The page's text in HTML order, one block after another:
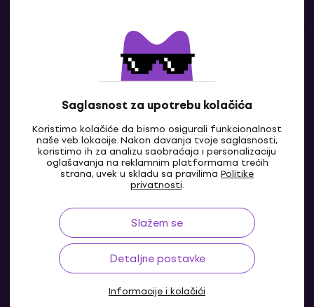
Saglasnost za upotrebu kolačića
Koristimo kolačiće da bismo osigurali funkcionalnost
naše veb lokacije. Nakon davanja tvoje saglasnosti,
koristimo ih za analizu saobraćaja i personalizaciju
oglašavanja na reklamnim platformama trećih
strana, uvek u skladu sa pravilima Politike
privatnosti.
Slažem se
Detaljne postavke
Informacije i kolačići
Kontakti
Kontaktiraj nas
RS